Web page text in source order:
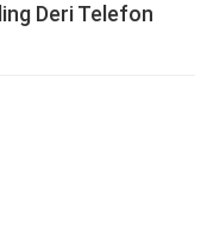
Deri Telefon